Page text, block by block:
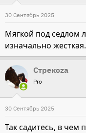
друге.
и
и
:
30 Сентябрь 2025
Мягкой под седлом
изначально
Стрекоza
Pro
30 Сентябрь 2025
Так садитесь, в чем